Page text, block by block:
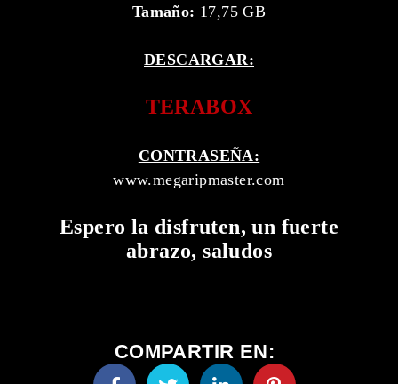
Tamaño: 17,75 GB
DESCARGAR:
TERABOX
CONTRASEÑA:
www.megaripmaster.com
Espero la disfruten, un fuerte
abrazo, saludos
COMPARTIR EN: